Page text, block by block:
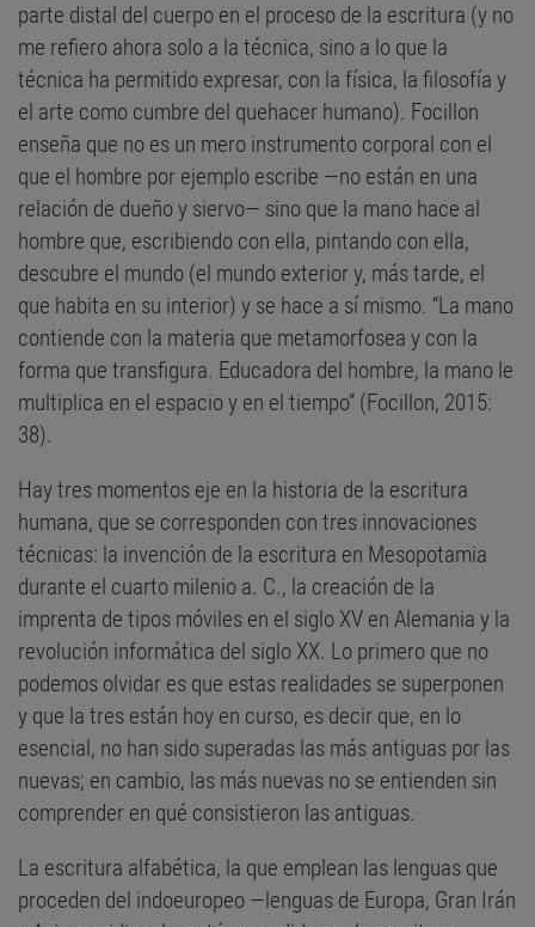
parte distal del cuerpo en el proceso de la escritura (y no
me refiero ahora solo a la técnica, sino a lo que la
técnica ha permitido expresar, con la física, la filosofía y
el arte como cumbre del quehacer humano). Focillon
enseña que no es un mero instrumento corporal con el
que el hombre por ejemplo escribe —no están en una
relación de dueño y siervo— sino que la mano hace al
hombre que, escribiendo con ella, pintando con ella,
descubre el mundo (el mundo exterior y, más tarde, el
que habita en su interior) y se hace a sí mismo. “La mano
contiende con la materia que metamorfosea y con la
forma que transfigura. Educadora del hombre, la mano le
multiplica en el espacio y en el tiempo” (Focillon, 2015:
38).
Hay tres momentos eje en la historia de la escritura
humana, que se corresponden con tres innovaciones
técnicas: la invención de la escritura en Mesopotamia
durante el cuarto milenio a. C., la creación de la
imprenta de tipos móviles en el siglo XV en Alemania y la
revolución informática del siglo XX. Lo primero que no
podemos olvidar es que estas realidades se superponen
y que la tres están hoy en curso, es decir que, en lo
esencial, no han sido superadas las más antiguas por las
nuevas; en cambio, las más nuevas no se entienden sin
comprender en qué consistieron las antiguas.
La escritura alfabética, la que emplean las lenguas que
proceden del indoeuropeo —lenguas de Europa, Gran Irán